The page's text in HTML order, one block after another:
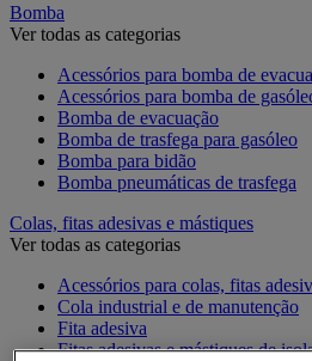
Bomba
Ver todas as categorias
Acessórios para bomba de
Acessórios para bomba de
Bomba de evacuação
Bomba de trasfega para gasóleo
Bomba para bidão
Bomba pneumáticas de trasfega
Colas, fitas adesivas e mástiques
Ver todas as categorias
Acessórios para colas, fitas
Cola industrial e de manutenção
Fita adesiva
Fitas adesivas e mástiques de